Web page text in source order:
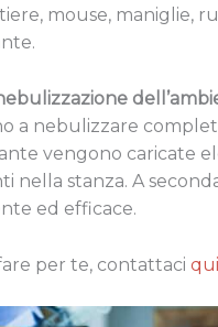
mouse, maniglie,
a nebulizzare
vengono caricate
nella stanza. A
ed efficace.
per te, contattaci qui